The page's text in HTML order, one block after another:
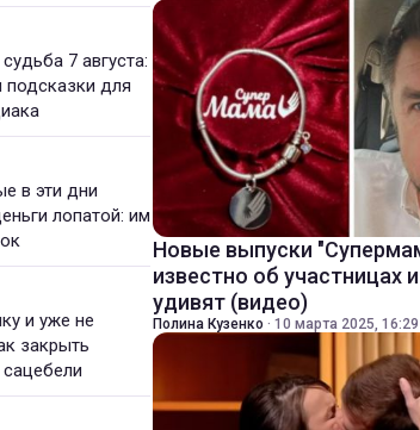
7 августа:
подсказки для
в эти дни
лопатой: им
и уже не
закрыть
Новые выпуски
известно об участницах
удивят (видео)
Полина Кузенко · 10 марта 2025, 16:29